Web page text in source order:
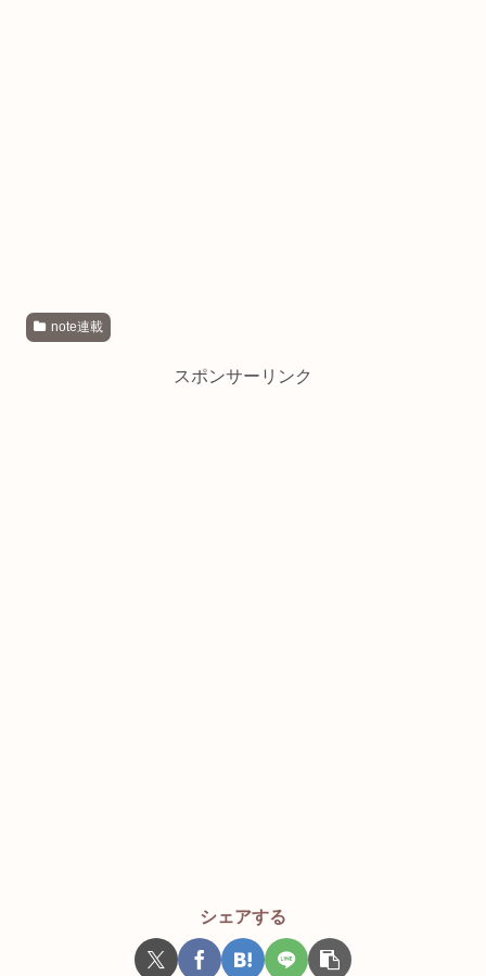
note連載
スポンサーリンク
シェアする